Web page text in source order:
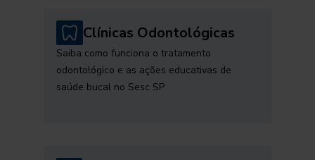
Clínicas Odontológicas
Saiba como funciona o tratamento
odontológico e as ações educativas de
saúde bucal no Sesc SP